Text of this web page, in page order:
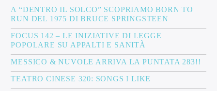
A “DENTRO IL SOLCO” SCOPRIAMO BORN TO
RUN DEL 1975 DI BRUCE SPRINGSTEEN
FOCUS 142 – LE INIZIATIVE DI LEGGE
POPOLARE SU APPALTI E SANITÀ
MESSICO & NUVOLE ARRIVA LA PUNTATA 283!!
TEATRO CINESE 320: SONGS I LIKE